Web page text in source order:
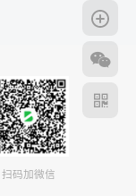
扫码加微信